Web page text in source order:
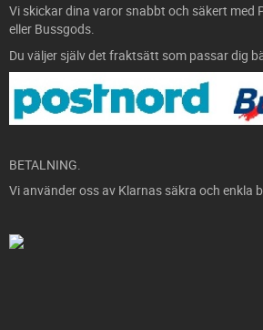
Vi skickar dina varor snabbt och säkert med
eller Bussgods.
Du väljer själv det fraktsätt som passar dig
BETALNING.
Vi använder oss av Klarnas säkra och enkla